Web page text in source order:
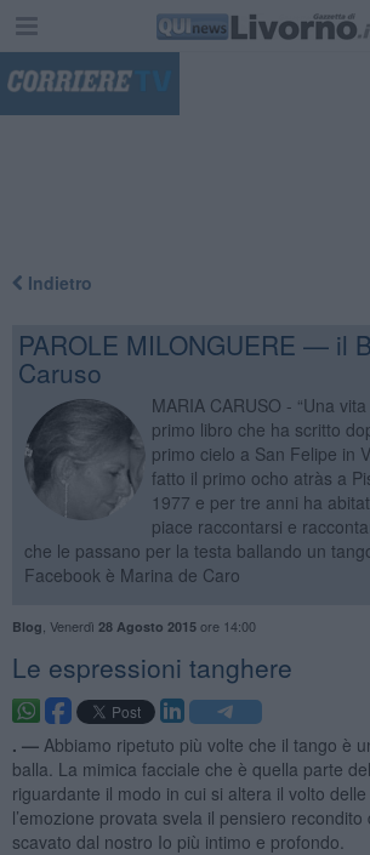
Indietro
PAROLE MILONGUERE — il
Caruso
MARIA CARUSO - “Una
primo libro che ha scritto
primo cielo a San Felipe in
fatto il primo ocho atràs a
1977 e per tre anni ha
piace raccontarsi e
che le passano per la testa ballando un
Facebook è Marina de Caro
Blog Venerdì 28 Agosto 2015ore 14:00
Le espressioni tanghere
. — Abbiamo ripetuto più volte che il tango è
balla. La mimica facciale che è quella parte
riguardante il modo in cui si altera il volto
l’emozione provata svela il pensiero
scavato dal nostro Io più intimo e profondo.